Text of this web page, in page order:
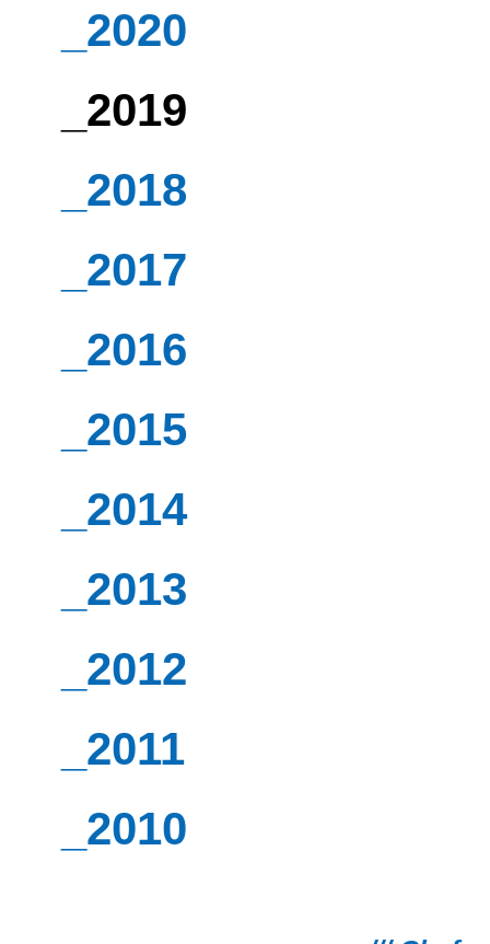
_2020
_2019
_2018
_2017
_2016
_2015
_2014
_2013
_2012
_2011
_2010